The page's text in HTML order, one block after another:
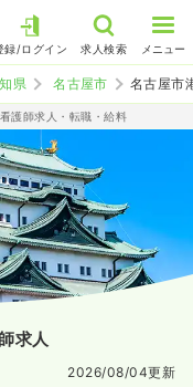
録/ログイン 求人検索 メニュー
県 名古屋市 名古屋市
護師求人・転職・給料
求人
2026/08/04更新